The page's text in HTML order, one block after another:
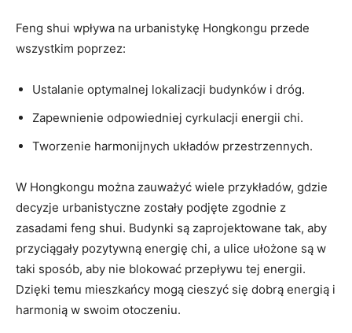
Feng shui wpływa na urbanistykę Hongkongu przede
wszystkim poprzez:
Ustalanie optymalnej lokalizacji​ budynków i dróg.
Zapewnienie ⁢odpowiedniej cyrkulacji energii chi.
Tworzenie harmonijnych układów ‌przestrzennych.
W Hongkongu można⁢ zauważyć wiele przykładów, gdzie⁢
decyzje urbanistyczne zostały podjęte zgodnie z
zasadami ⁢feng ​shui. Budynki są⁤ zaprojektowane tak, aby
przyciągały ⁣pozytywną energię chi, a ulice ułożone są w
taki sposób, aby nie blokować przepływu tej energii.
Dzięki​ temu mieszkańcy mogą cieszyć się dobrą energią⁤ i
harmonią w swoim⁤ otoczeniu.